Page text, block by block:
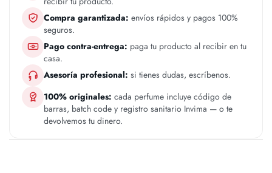
Compra garantizada: envíos rápidos y pagos 100%
seguros.
Pago contra-entrega: paga tu producto al recibir en tu
casa.
Asesoría profesional: si tienes dudas, escríbenos.
100% originales: cada perfume incluye código de
barras, batch code y registro sanitario Invima — o te
devolvemos tu dinero.